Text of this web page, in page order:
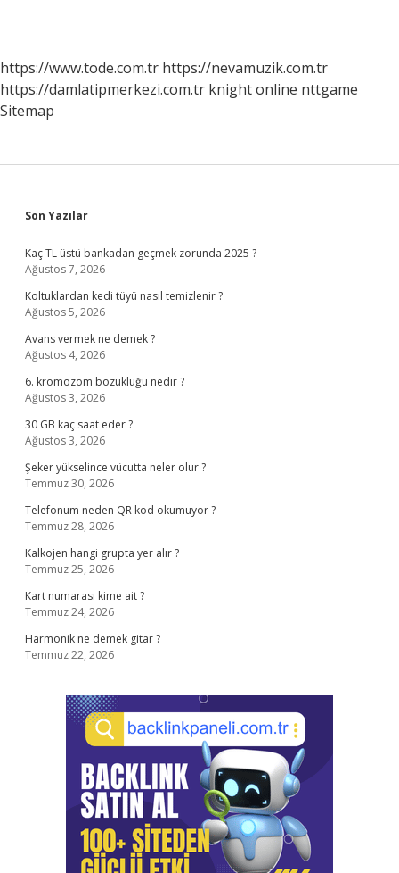
https://www.tode.com.tr https://nevamuzik.com.tr
https://damlatipmerkezi.com.tr knight online nttgame
Sitemap
Sidebar
Son Yazılar
Kaç TL üstü bankadan geçmek zorunda 2025 ?
Ağustos 7, 2026
Koltuklardan kedi tüyü nasıl temizlenir ?
Ağustos 5, 2026
Avans vermek ne demek ?
Ağustos 4, 2026
6. kromozom bozukluğu nedir ?
Ağustos 3, 2026
30 GB kaç saat eder ?
Ağustos 3, 2026
Şeker yükselince vücutta neler olur ?
Temmuz 30, 2026
Telefonum neden QR kod okumuyor ?
Temmuz 28, 2026
Kalkojen hangi grupta yer alır ?
Temmuz 25, 2026
Kart numarası kime ait ?
Temmuz 24, 2026
Harmonik ne demek gitar ?
Temmuz 22, 2026